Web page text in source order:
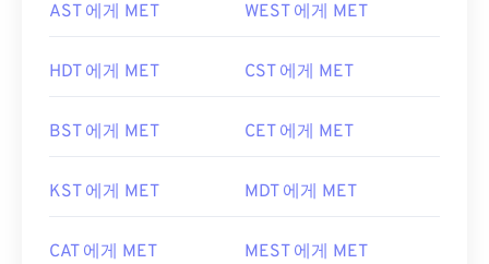
AST 에게 MET WEST 에게 MET
HDT 에게 MET CST 에게 MET
BST 에게 MET CET 에게 MET
KST 에게 MET MDT 에게 MET
CAT 에게 MET MEST 에게 MET